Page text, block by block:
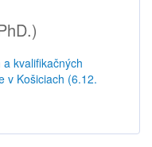
kvalifikačných
v Košiciach (6.12.